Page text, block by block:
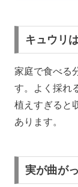
キュウリ
家庭で食べる
す。よく採れ
植えすぎると
あります。
実が曲が